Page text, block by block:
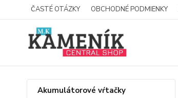
ČASTÉ OTÁZKY OBCHODNÉ PODMIENKY
Akumulátorové vŕtačky